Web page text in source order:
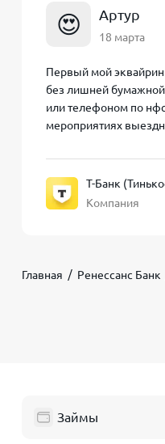
😍 Артур
18 марта
Первый мой
без лишней бумажной
или телефоном по
мероприятиях
Т-Банк
Компания
Главная Ренессанс Банк
Займы